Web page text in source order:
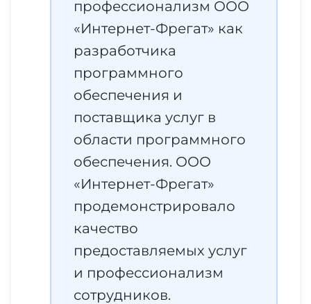
профессионализм ООО
«Интернет-Фрегат» как
разработчика
программного
обеспечения и
поставщика услуг в
области программного
обеспечения. ООО
«Интернет-Фрегат»
продемонстрировало
качество
предоставляемых услуг
и профессионализм
сотрудников.